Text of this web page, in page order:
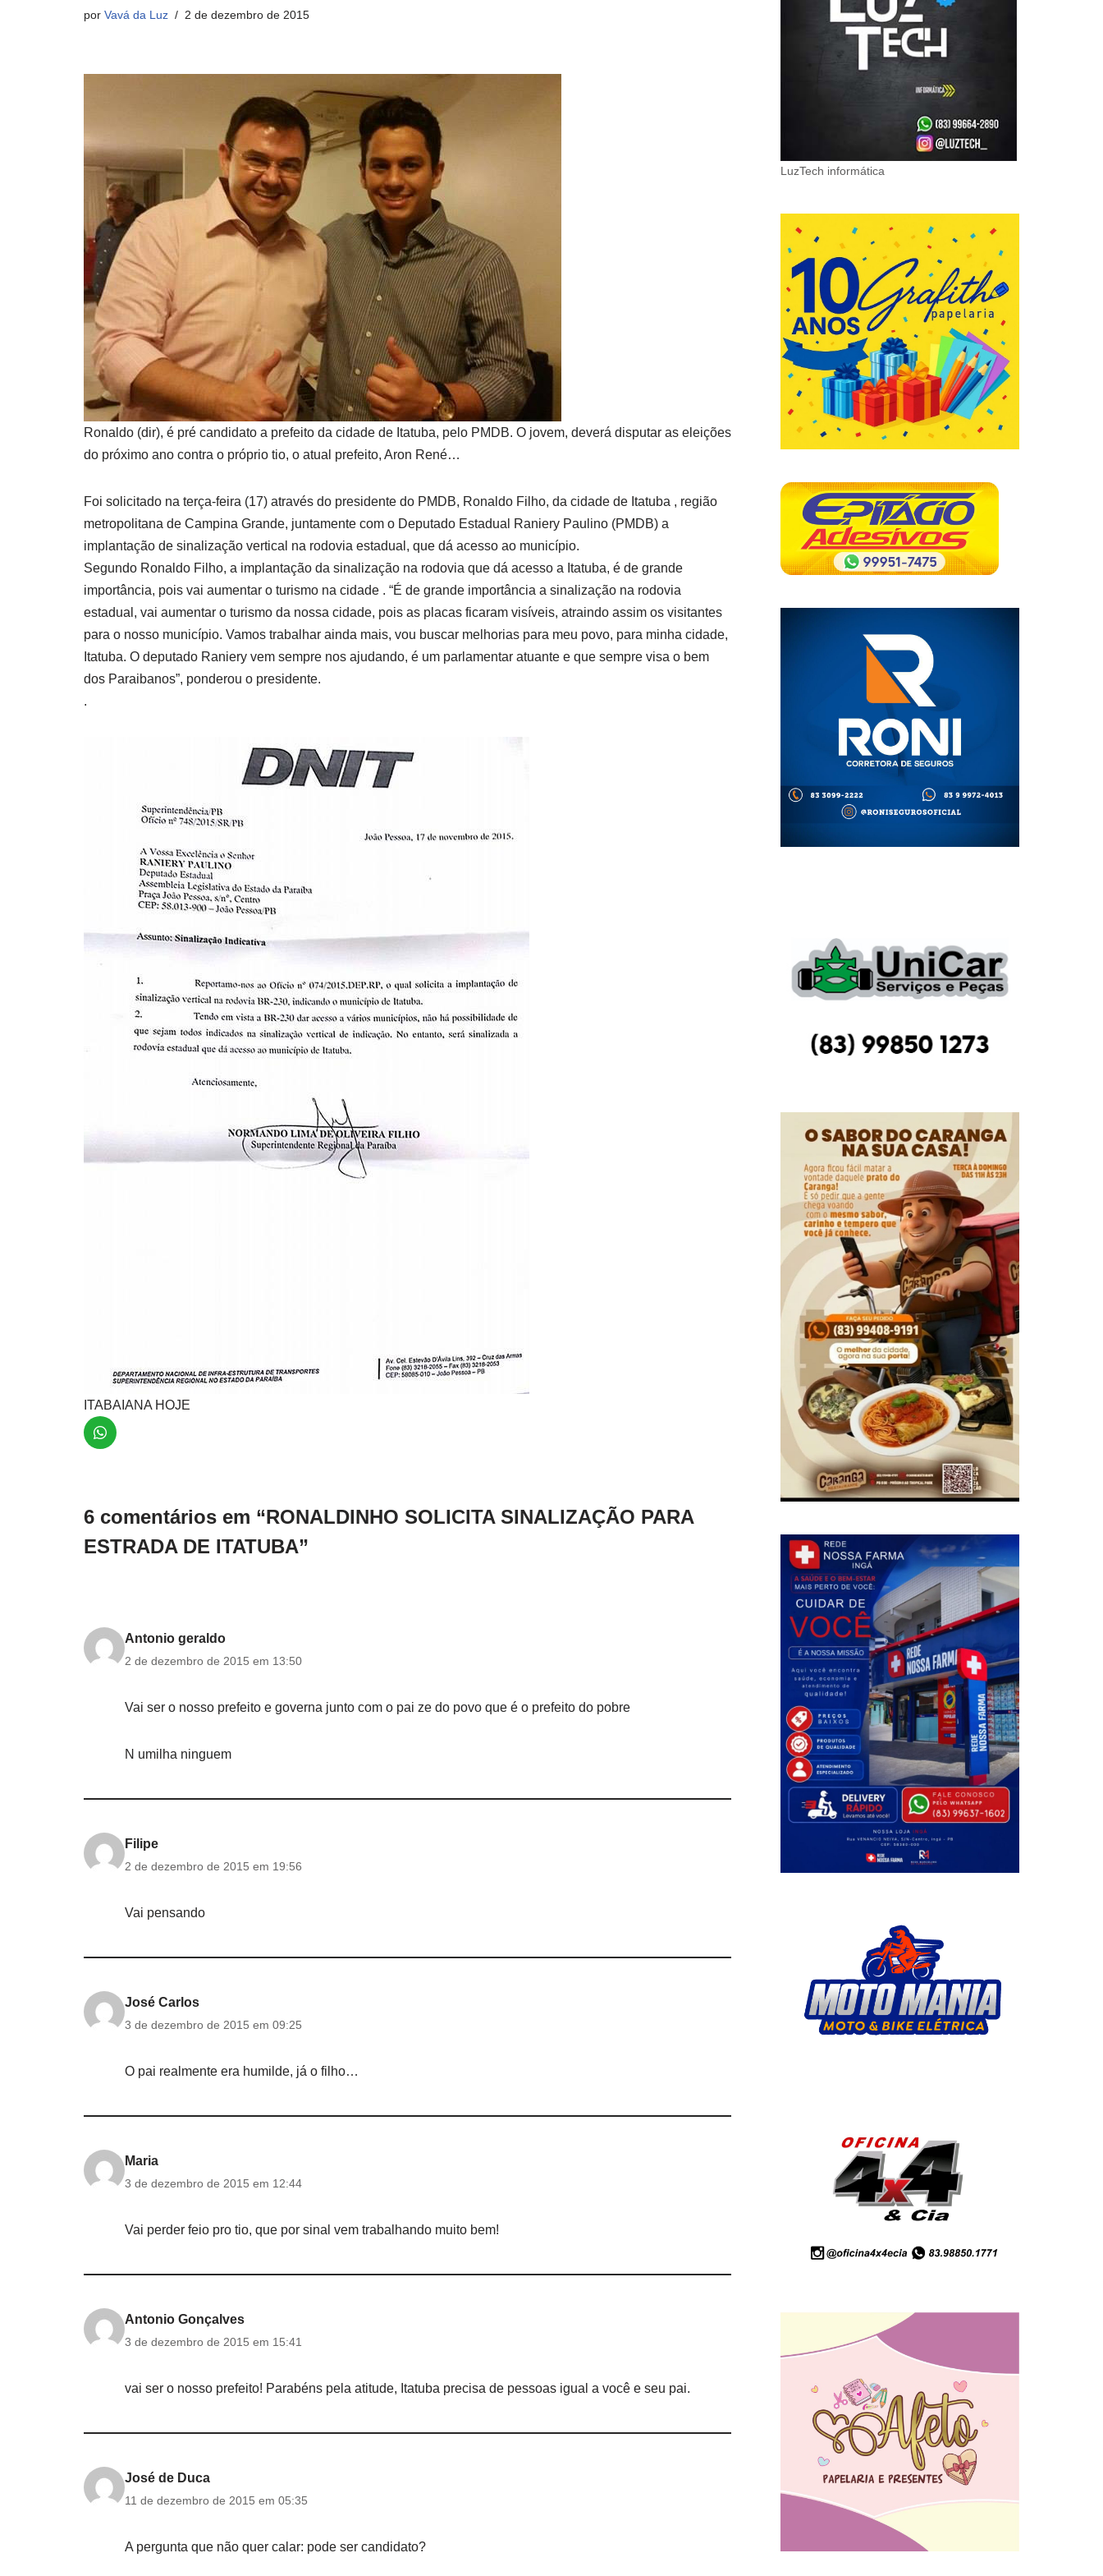
por Vavá da Luz 2 de dezembro de 2015
Ronaldo (dir), é pré candidato a prefeito da cidade de Itatuba, pelo PMDB. O jovem, deverá disputar as eleições
do próximo ano contra o próprio tio, o atual prefeito, Aron René…
Foi solicitado na terça-feira (17) através do presidente do PMDB, Ronaldo Filho, da cidade de Itatuba , região
metropolitana de Campina Grande, juntamente com o Deputado Estadual Raniery Paulino (PMDB) a
implantação de sinalização vertical na rodovia estadual, que dá acesso ao município.
Segundo Ronaldo Filho, a implantação da sinalização na rodovia que dá acesso a Itatuba, é de grande
importância, pois vai aumentar o turismo na cidade . “É de grande importância a sinalização na rodovia
estadual, vai aumentar o turismo da nossa cidade, pois as placas ficaram visíveis, atraindo assim os visitantes
para o nosso município. Vamos trabalhar ainda mais, vou buscar melhorias para meu povo, para minha cidade,
Itatuba. O deputado Raniery vem sempre nos ajudando, é um parlamentar atuante e que sempre visa o bem
dos Paraibanos”, ponderou o presidente.
.
ITABAIANA HOJE
6 comentários em “RONALDINHO SOLICITA SINALIZAÇÃO PARA
ESTRADA DE ITATUBA”
Antonio geraldo
2 de dezembro de 2015 em 13:50
Vai ser o nosso prefeito e governa junto com o pai ze do povo que é o prefeito do pobre
N umilha ninguem
Filipe
2 de dezembro de 2015 em 19:56
Vai pensando
José Carlos
3 de dezembro de 2015 em 09:25
O pai realmente era humilde, já o filho…
Maria
3 de dezembro de 2015 em 12:44
Vai perder feio pro tio, que por sinal vem trabalhando muito bem!
Antonio Gonçalves
3 de dezembro de 2015 em 15:41
vai ser o nosso prefeito! Parabéns pela atitude, Itatuba precisa de pessoas igual a você e seu pai.
José de Duca
11 de dezembro de 2015 em 05:35
A pergunta que não quer calar: pode ser candidato?
LuzTech informática